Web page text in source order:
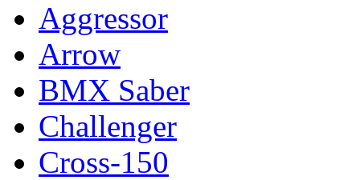
Aggressor
Arrow
BMX Saber
Challenger
Cross-150